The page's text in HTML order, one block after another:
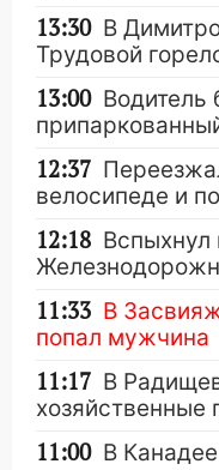
13:30 В
Трудовой
13:00 Водитель
12:37
велосипеде и
12:18 Вспыхнул
11:33 В
попал мужчина
11:17 В
хозяйственные
11:00 В